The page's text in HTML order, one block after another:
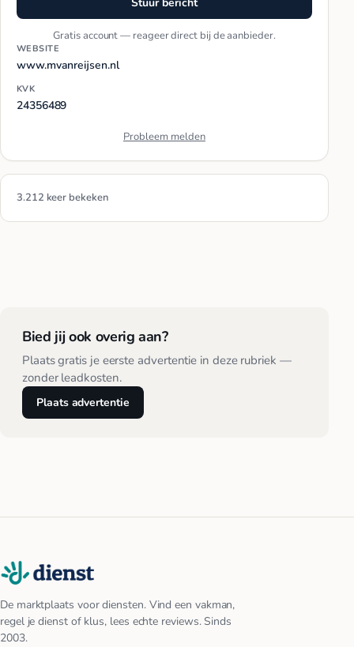
Gratis account — reageer direct bij de aanbieder.
WEBSITE
www.mvanreijsen.nl
KVK
24356489
Probleem melden
3.212 keer bekeken
Bied jij ook overig aan?
Plaats gratis je eerste advertentie in deze rubriek —
zonder leadkosten.
Plaats advertentie
De marktplaats voor diensten. Vind een vakman,
regel je dienst of klus, lees echte reviews. Sinds
2003.